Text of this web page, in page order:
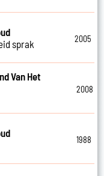
sprak
2005
Van Het
2008
1988